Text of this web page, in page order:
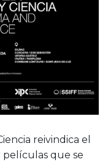
reivindica el
películas que se